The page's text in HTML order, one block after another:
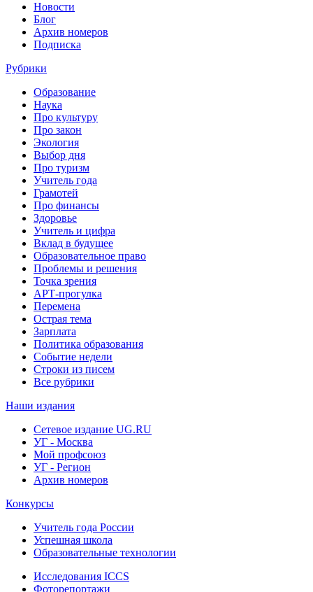
Новости
Блог
Архив номеров
Подписка
Рубрики
Образование
Наука
Про культуру
Про закон
Экология
Выбор дня
Про туризм
Учитель года
Грамотей
Про финансы
Здоровье
Учитель и цифра
Вклад в будущее
Образовательное право
Проблемы и решения
Точка зрения
АРТ-прогулка
Перемена
Острая тема
Зарплата
Политика образования
Событие недели
Строки из писем
Все рубрики
Наши издания
Сетевое издание UG.RU
УГ - Москва
Мой профсоюз
УГ - Регион
Архив номеров
Конкурсы
Учитель года России
Успешная школа
Образовательные технологии
Исследования ICCS
Фоторепортажи